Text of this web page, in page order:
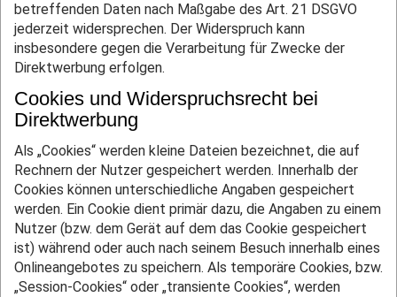
betreffenden Daten nach Maßgabe des Art. 21 DSGVO
jederzeit widersprechen. Der Widerspruch kann
insbesondere gegen die Verarbeitung für Zwecke der
Direktwerbung erfolgen.
Cookies und Widerspruchsrecht bei
Direktwerbung
Als „Cookies“ werden kleine Dateien bezeichnet, die auf
Rechnern der Nutzer gespeichert werden. Innerhalb der
Cookies können unterschiedliche Angaben gespeichert
werden. Ein Cookie dient primär dazu, die Angaben zu einem
Nutzer (bzw. dem Gerät auf dem das Cookie gespeichert
ist) während oder auch nach seinem Besuch innerhalb eines
Onlineangebotes zu speichern. Als temporäre Cookies, bzw.
„Session-Cookies“ oder „transiente Cookies“, werden